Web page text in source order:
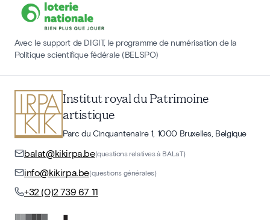
Avec le support de DIGIT, le programme de numérisation de la
Politique scientifique fédérale (BELSPO)
Institut royal du Patrimoine
artistique
Parc du Cinquantenaire 1, 1000 Bruxelles, Belgique
balat@kikirpa.be(questions relatives à BALaT)
info@kikirpa.be(questions générales)
+32 (0)2 739 67 11